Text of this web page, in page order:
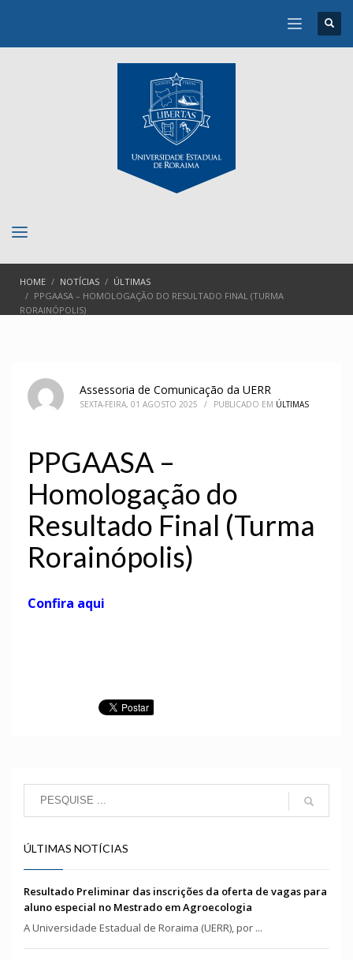
HOME NOTÍCIAS
ÚLTIMAS
PPGAASA – HOMOLOGAÇÃO DO RESULTADO FINAL (TURMA
RORAINÓPOLIS)
Assessoria de Comunicação da UERR
SEXTA-FEIRA, 01 AGOSTO 2025 / PUBLICADO EM ÚLTIMAS
PPGAASA –
Homologação do
Resultado Final (Turma
Rorainópolis)
Confira aqui
ÚLTIMAS NOTÍCIAS
Resultado Preliminar das inscrições da oferta de vagas para
aluno especial no Mestrado em Agroecologia
A Universidade Estadual de Roraima (UERR), por ...